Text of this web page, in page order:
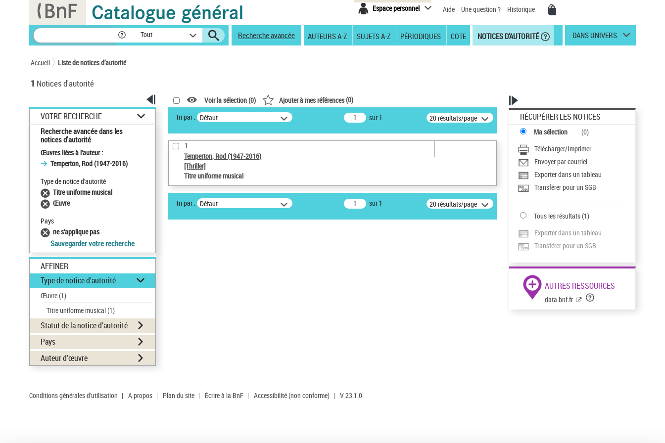
Espace personnel Aide Une question ? Historique
Tout Recherche avancée AUTEURS A-Z SUJETS A-Z PÉRIODIQUES COTE NOTICES D'AUTORITÉ DANS UNIVERS
Accueil Liste de notices d’autorité
1 Notices d'autorité
VOTRE RECHERCHE
Recherche avancée dans les
notices d’autorité
Œuvres liées à l'auteur :
Temperton, Rod (1947-2016)
Type de notice d'autorité
Titre uniforme musical
Œuvre
Pays
ne s'applique pas
Sauvegarder votre recherche
AFFINER
Type de notice d'autorité
Œuvre(1)
Titre uniforme musical(1)
Statut de la notice d’autorité
Pays
Auteur d’œuvre
Voir la sélection (0) Ajouter à mes références(0)
Tri par : Défaut sur 1 20 résultats/page
1
Temperton, Rod (1947-2016)
[Thriller]
Titre uniforme musical
Tri par : Défaut sur 1 20 résultats/page
RÉCUPÉRER LES NOTICES
Ma sélection (0)
Télécharger/Imprimer
Envoyer par courriel
Exporter dans un tableau
Transférer pour un SGB
Tous les résultats(1)
Exporter dans un tableau
Transférer pour un SGB
AUTRES RESSOURCES
data.bnf.fr
Conditions générales d'utilisation | A propos | Plan du site | Écrire à la BnF | Accessibilité (non conforme) | V 23.1.0
Panneau de gestion des cookies